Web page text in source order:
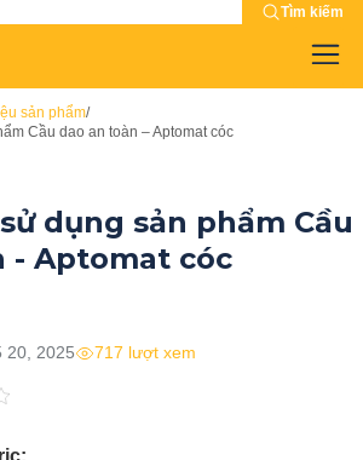
Tìm kiếm
sản phẩm/
Cầu dao an toàn – Aptomat cóc
dụng sản phẩm Cầu
- Aptomat cóc
20, 2025 717 lượt xem